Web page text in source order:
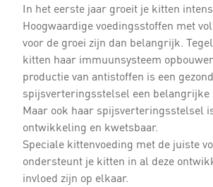
In het eerste jaar groeit je kitten
Hoogwaardige voedingsstoffen met
voor de groei zijn dan belangrijk.
kitten haar immuunsysteem
productie van antistoffen is een gezond
spijsverteringsstelsel een belangrijke
Maar ook haar spijsverteringsstelsel
ontwikkeling en kwetsbaar.
Speciale kittenvoeding met de juiste
ondersteunt je kitten in al deze
invloed zijn op elkaar.